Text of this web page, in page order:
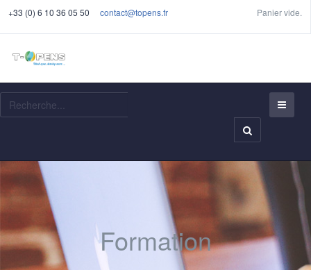
+33 (0) 6 10 36 05 50 contact@topens.fr Panier vide.
Formation